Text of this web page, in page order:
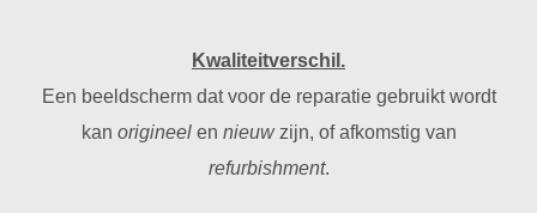
Kwaliteitverschil.
Een beeldscherm dat voor de reparatie gebruikt wordt
kan origineelen nieuwzijn, of afkomstig van
refurbishment.